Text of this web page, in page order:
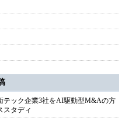
テック企業3社をAI駆動型M&Aの方
スタディ